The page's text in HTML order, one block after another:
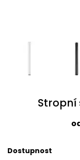
Stropní
Dostupnost